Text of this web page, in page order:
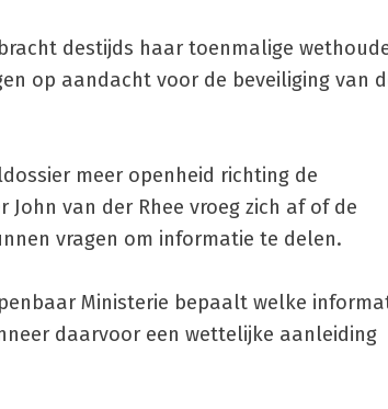
destijds haar toenmalige
op aandacht voor de beveiliging van
meer openheid richting de
van der Rhee vroeg zich af of de
vragen om informatie te delen.
Ministerie bepaalt welke
daarvoor een wettelijke aanleiding